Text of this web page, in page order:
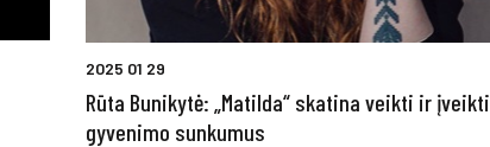
2025 01 29
Rūta Bunikytė: „Matilda“ skatina veikti ir įveikti
gyvenimo sunkumus